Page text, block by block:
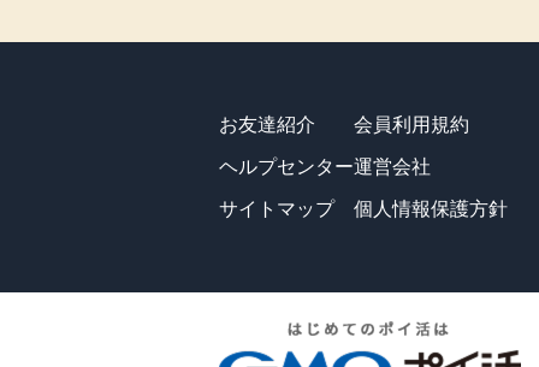
お友達紹介
ヘルプセンター
サイトマップ
会員利用規約
運営会社
個人情報保護方針